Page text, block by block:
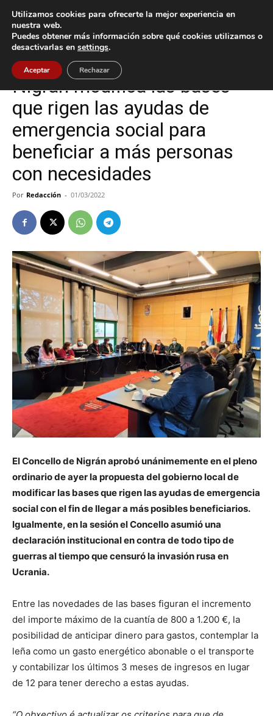
Inicio Nigrán
Nigrán
Nigrán modifica las bases
que rigen las ayudas de
emergencia social para
beneficiar a más personas
con necesidades
Por Redacción - 01/03/2022
El Concello de Nigrán aprobó unánimemente en el pleno
ordinario de ayer la propuesta del gobierno local de
modificar las bases que rigen las ayudas de emergencia
social con el fin de llegar a más posibles beneficiarios.
Igualmente, en la sesión el Concello asumió una
declaración institucional en contra de todo tipo de
guerras al tiempo que censuró la invasión rusa en
Ucrania.
Entre las novedades de las bases figuran el incremento
del importe máximo de la cuantía de 800 a 1.200 €, la
posibilidad de anticipar dinero para gastos, contemplar la
leña como un gasto energético abonable o el transporte
y contabilizar los últimos 3 meses de ingresos en lugar
de 12 para tener derecho a estas ayudas.
Utilizamos cookies para ofrecerte la mejor experiencia en
nuestra web.
Puedes obtener más información sobre qué cookies utilizamos o
desactivarlas en settings.
Aceptar Rechazar